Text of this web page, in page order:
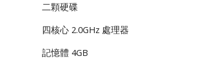
二顆硬碟
四核心 2.0GHz 處理器
記憶體 4GB